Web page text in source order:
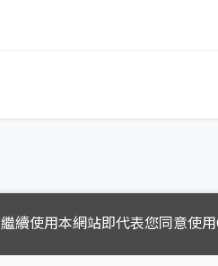
繼續使用本網站即代表您同意使